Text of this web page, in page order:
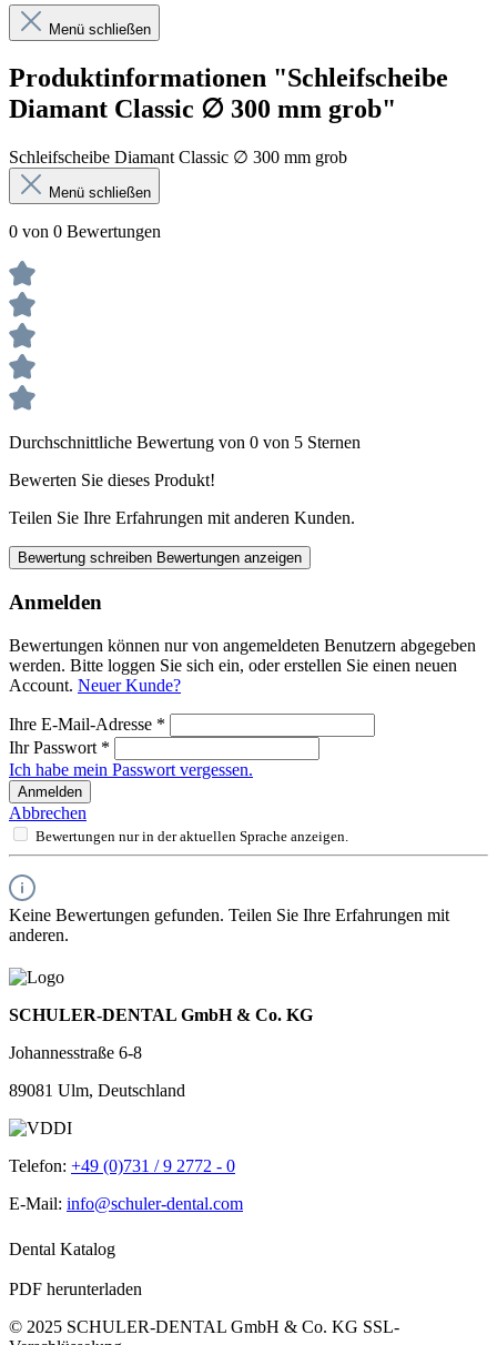
Menü schließen
Produktinformationen "Schleifscheibe
Diamant Classic ∅ 300 mm grob"
Schleifscheibe Diamant Classic ∅ 300 mm grob
Menü schließen
0 von 0 Bewertungen
Durchschnittliche Bewertung von 0 von 5 Sternen
Bewerten Sie dieses Produkt!
Teilen Sie Ihre Erfahrungen mit anderen Kunden.
Bewertung schreiben Bewertungen anzeigen
Anmelden
Bewertungen können nur von angemeldeten Benutzern abgegeben
werden. Bitte loggen Sie sich ein, oder erstellen Sie einen neuen
Account. Neuer Kunde?
Ihre E-Mail-Adresse *
Ihr Passwort *
Ich habe mein Passwort vergessen.
Anmelden
Abbrechen
Bewertungen nur in der aktuellen Sprache anzeigen.
Keine Bewertungen gefunden. Teilen Sie Ihre Erfahrungen mit
anderen.
SCHULER-DENTAL GmbH & Co. KG
Johannesstraße 6-8
89081 Ulm, Deutschland
Telefon: +49 (0)731 / 9 2772 - 0
E-Mail: info@schuler-dental.com
Dental Katalog
PDF herunterladen
© 2025 SCHULER-DENTAL GmbH & Co. KG SSL-